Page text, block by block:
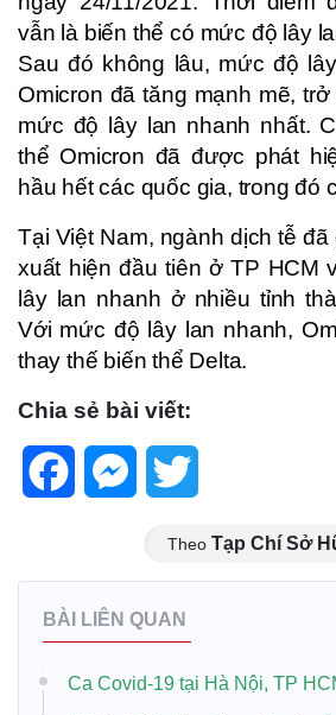
vẫn là biến thể có mức độ lây
Sau đó không lâu, mức độ
Omicron đã tăng mạnh mẽ,
mức độ lây lan nhanh nhất.
thể Omicron đã được phát
hầu hết các quốc gia, trong đó
Tại Việt Nam, ngành dịch tễ
xuất hiện đầu tiên ở TP HCM
lây lan nhanh ở nhiều tỉnh
Với mức độ lây lan nhanh,
thay thế biến thể Delta.
Chia sẻ bài viết:
FacebookMessenger
Theo Tạp Chí Sở
BÀI LIÊN QUAN
Ca Covid-19 tại Hà Nội, TP